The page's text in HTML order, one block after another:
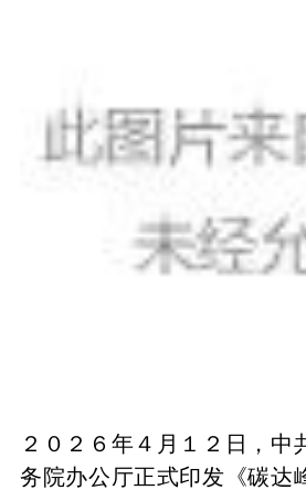
２０２６年４月１２日，中
务院办公厅正式印发《碳达